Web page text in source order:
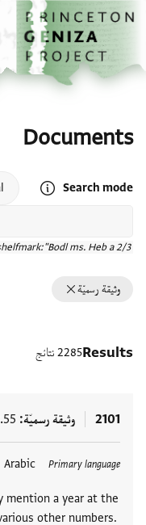
تخطي إلى المحتوى الرئيسي
الصفحة الرئيسية
Documents
Search mode
mode help
ms. Heb a 2/3"
وثيقة رسميّة
Results2285 نتائج
2101 وثيقة رسميّة
Primary language
Arabic
mention a year at the
other numbers.